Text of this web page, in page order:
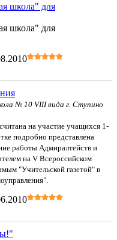
школа" для
школа" для
№ 10 VIII вида г. Ступино
на участие учащихся 1-
подробно представлена
работы Адмиралтейств и
на V Всероссийском
"Учительской газетой" в